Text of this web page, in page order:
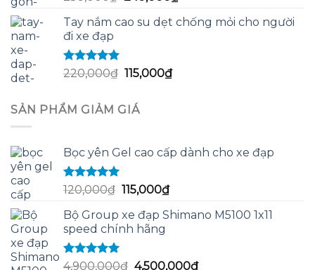
hạng
sao
là:
tại
Tay nắm cao su dẹt chống mỏi cho người
đi xe đạp
Được xếp
hạng
220,000₫ Giá
là:
220,000₫.
115,000₫Giá
SẢN PHẨM GIẢM GIÁ
Bọc yên Gel cao cấp dành cho xe đạp
Được xếp
hạng
sao
120,000₫ Giá
là:
120,000₫.
115,000₫Giá
tại
Bộ Group xe đạp Shimano M5100 1x11
speed chính hãng
Được xếp
4,900,000₫ Giá
4,500,000₫Giá